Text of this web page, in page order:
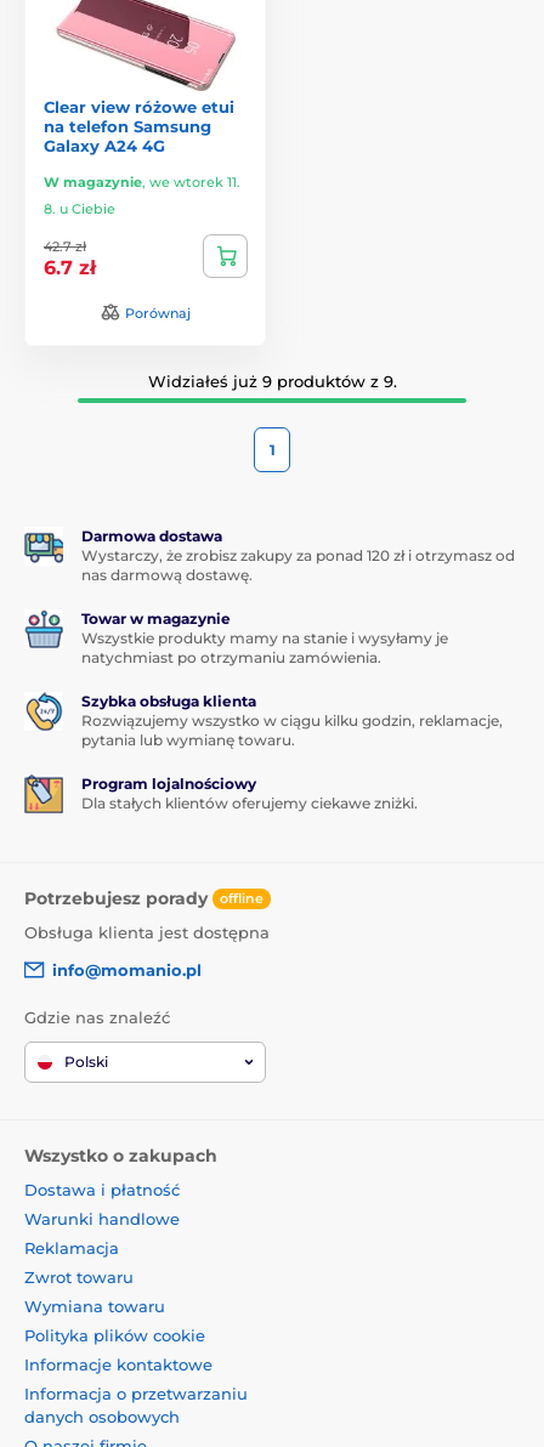
Clear view różowe etui
na telefon Samsung
Galaxy A24 4G
W magazynie, we wtorek 11.
8. u Ciebie
42.7 zł
6.7 zł
Porównaj
Widziałeś już 9 produktów z 9.
1
Darmowa dostawa
Wystarczy, że zrobisz zakupy za ponad 120 zł i otrzymasz od
nas darmową dostawę.
Towar w magazynie
Wszystkie produkty mamy na stanie i wysyłamy je
natychmiast po otrzymaniu zamówienia.
Szybka obsługa klienta
Rozwiązujemy wszystko w ciągu kilku godzin, reklamacje,
pytania lub wymianę towaru.
Program lojalnościowy
Dla stałych klientów oferujemy ciekawe zniżki.
Potrzebujesz porady offline
Obsługa klienta jest dostępna
info@momanio.pl
Gdzie nas znaleźć
Polski
Wszystko o zakupach
Dostawa i płatność
Warunki handlowe
Reklamacja
Zwrot towaru
Wymiana towaru
Polityka plików cookie
Informacje kontaktowe
Informacja o przetwarzaniu
danych osobowych